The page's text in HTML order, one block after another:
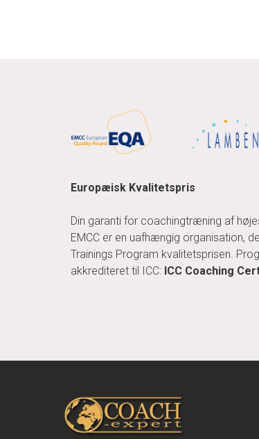
Europæisk Kvalitetspris
Din garanti for coachingtræning af
EMCC er en uafhængig organisation,
Trainings Program kvalitetsprisen.
akkrediteret til ICC: ICC Coaching